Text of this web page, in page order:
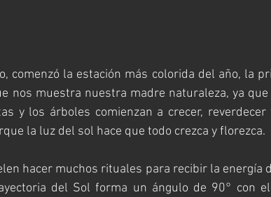
comenzó la estación más colorida del año, la
nos muestra nuestra madre naturaleza, ya
y los árboles comienzan a crecer, reverdecer
la luz del sol hace que todo crezca y florezca.
hacer muchos rituales para recibir la energía
del Sol forma un ángulo de 90° con